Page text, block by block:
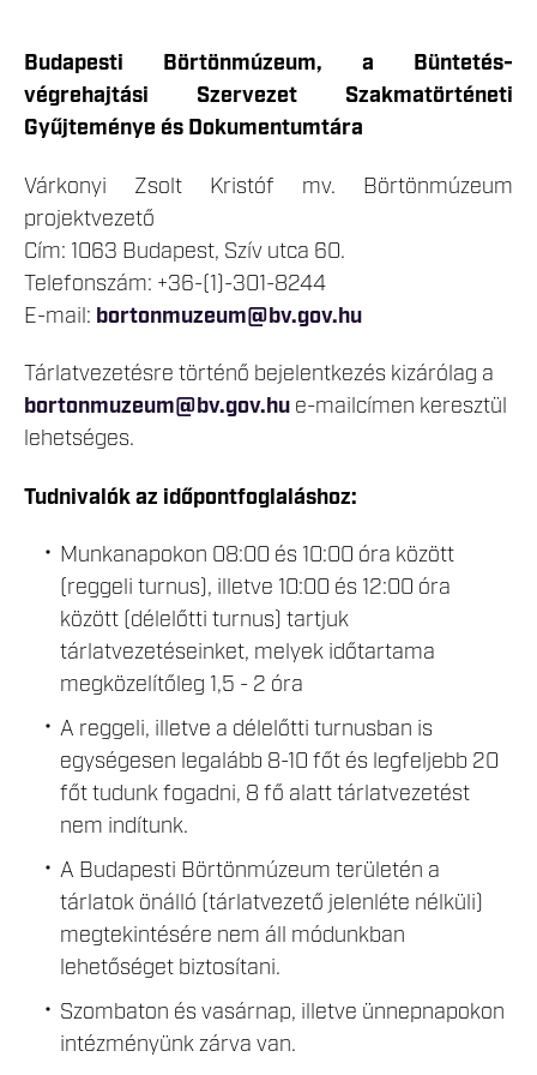
Budapesti Börtönmúzeum, a Büntetés-
végrehajtási Szervezet Szakmatörténeti
Gyűjteménye és Dokumentumtára
Várkonyi Zsolt Kristóf mv. Börtönmúzeum
projektvezető
Cím: 1063 Budapest, Szív utca 60.
Telefonszám: +36-(1)-301-8244
E-mail: bortonmuzeum@bv.gov.hu
Tárlatvezetésre történő bejelentkezés kizárólag a
bortonmuzeum@bv.gov.hu e-mailcímen keresztül
lehetséges.
Tudnivalók az időpontfoglaláshoz:
Munkanapokon 08:00 és 10:00 óra között
(reggeli turnus), illetve 10:00 és 12:00 óra
között (délelőtti turnus) tartjuk
tárlatvezetéseinket, melyek időtartama
megközelítőleg 1,5 - 2 óra
A reggeli, illetve a délelőtti turnusban is
egységesen legalább 8-10 főt és legfeljebb 20
főt tudunk fogadni, 8 fő alatt tárlatvezetést
nem indítunk.
A Budapesti Börtönmúzeum területén a
tárlatok önálló (tárlatvezető jelenléte nélküli)
megtekintésére nem áll módunkban
lehetőséget biztosítani.
Szombaton és vasárnap, illetve ünnepnapokon
intézményünk zárva van.